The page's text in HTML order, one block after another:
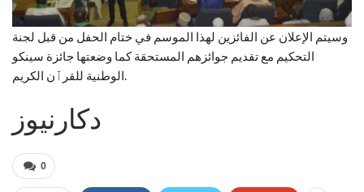
وسيتم الإعلان عن الفائزين لهذا الموسم في ختام الحفل من قبل لجنة
التحكيم مع تقديم جوائزهم المستحقة كما وضعتها جائزة سينكو
الوطنية للقرٱن الكريم.
دكارنيوز
0